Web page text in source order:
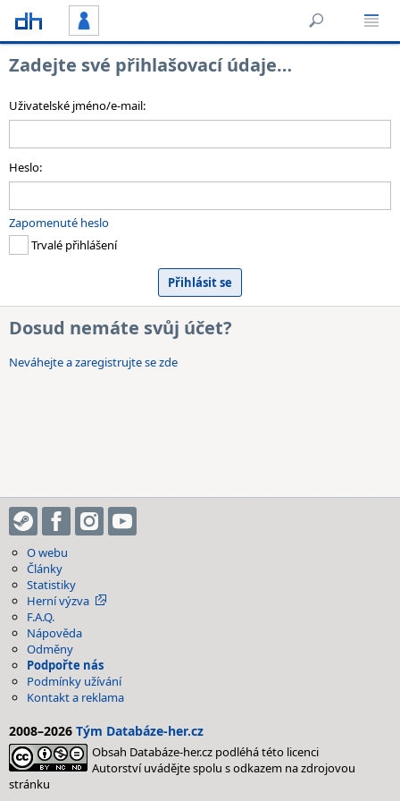
Zadejte své přihlašovací údaje…
Uživatelské jméno/e-mail:
Heslo:
Zapomenuté heslo
Trvalé přihlášení
Dosud nemáte svůj účet?
Neváhejte a zaregistrujte se zde
O webu
Články
Statistiky
Herní výzva
F.A.Q.
Nápověda
Odměny
Podpořte nás
Podmínky užívání
Kontakt a reklama
2008–2026 Tým Databáze-her.cz
Obsah Databáze-her.cz podléhá této licenci
Autorství uvádějte spolu s odkazem na zdrojovou
stránku